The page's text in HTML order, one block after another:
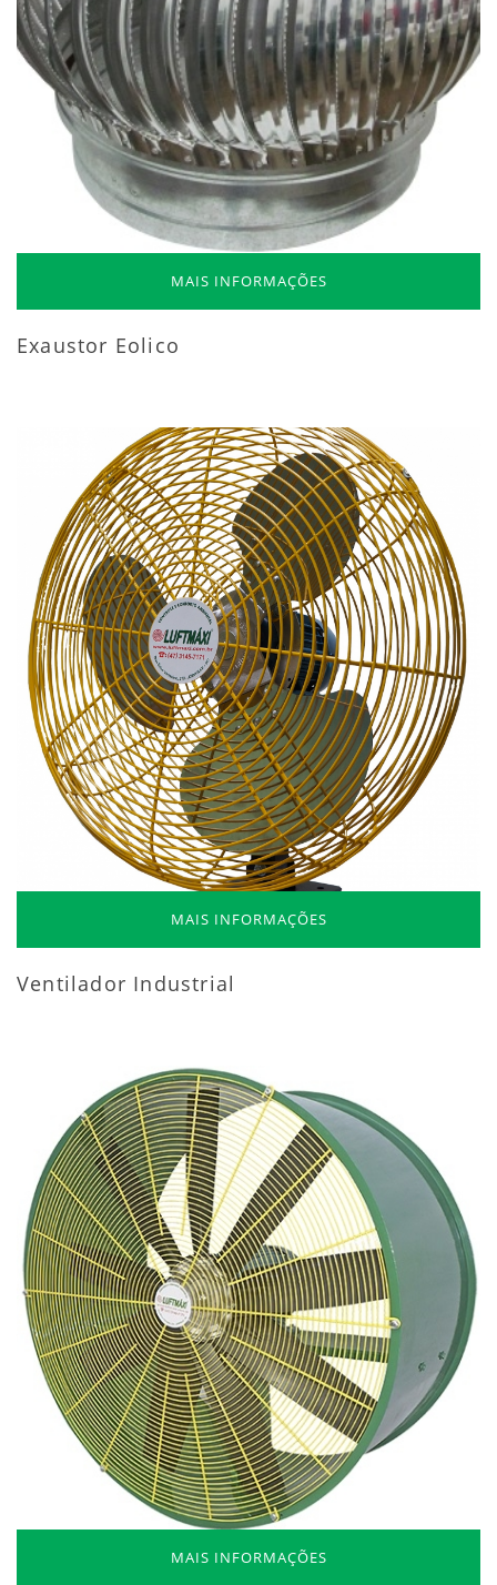
MAIS INFORMAÇÕES
Exaustor Eolico
MAIS INFORMAÇÕES
Ventilador Industrial
MAIS INFORMAÇÕES